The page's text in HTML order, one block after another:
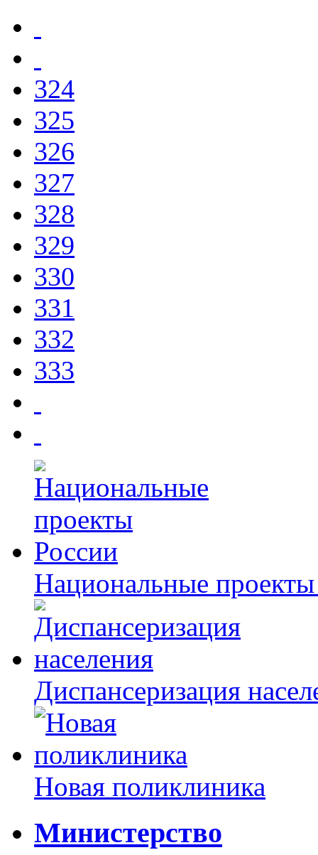
324
325
326
327
328
329
330
331
332
333
Национальные
Диспансеризация
Новая поликлиника
Министерство